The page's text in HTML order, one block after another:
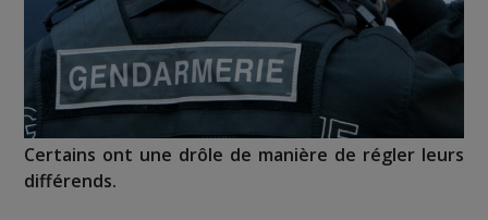
Certains ont une drôle de manière de régler leurs
différends.